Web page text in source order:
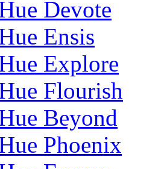
Devote
Ensis
Explore
Flourish
Beyond
Phoenix